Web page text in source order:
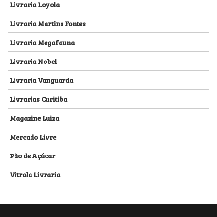
Livraria Loyola
Livraria Martins Fontes
Livraria Megafauna
Livraria Nobel
Livraria Vanguarda
Livrarias Curitiba
Magazine Luiza
Mercado Livre
Pão de Açúcar
Vitrola Livraria